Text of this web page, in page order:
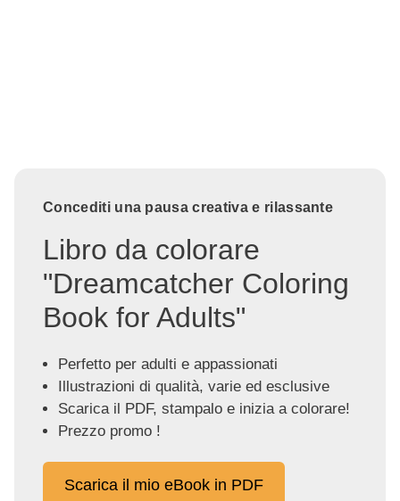
Concediti una pausa creativa e rilassante
Libro da colorare
"Dreamcatcher Coloring
Book for Adults"
Perfetto per adulti e appassionati
Illustrazioni di qualità, varie ed esclusive
Scarica il PDF, stampalo e inizia a colorare!
Prezzo promo !
Scarica il mio eBook in PDF